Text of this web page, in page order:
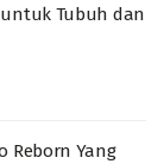
Tubuh dan
Reborn Yang